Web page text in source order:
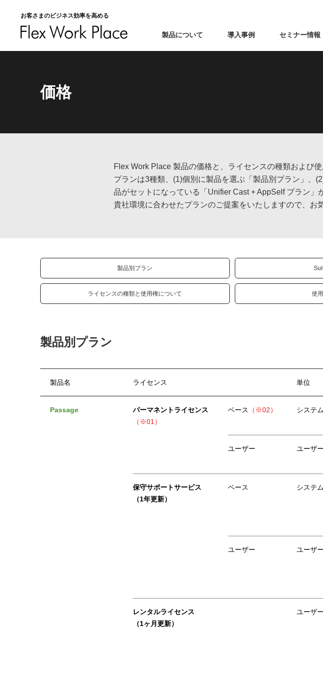
お客さまのビジネス効率を高める
製品について 導入事例 セミナー情報
価格
Flex Work Place 製品の価格と、ライセンスの種類および
プランは3種類、(1)個別に製品を選ぶ「製品別プラン」、
品がセットになっている「Unifier Cast + AppSelf プラン」
貴社環境に合わせたプランのご提案をいたしますので、お
製品別プラン
ライセンスの種類と使用権について 使
製品別プラン
製品名 ライセンス 単位
Passage
パーマネントライセンス
（※01）
ベース （※02） システム
ユーザー ユーザー
保守サポートサービス
（1年更新）
ベース システム
ユーザー ユーザー
レンタルライセンス
（1ヶ月更新）
ユーザー